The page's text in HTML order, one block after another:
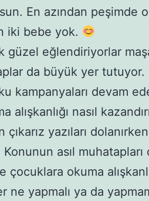
En azından peşimde
iki bebe yok.
güzel eğlendiriyorlar
da büyük yer tutuyor.
kampanyaları devam
nasıl
yazıları
asıl muhatapları
okuma
ne yapmalı ya da